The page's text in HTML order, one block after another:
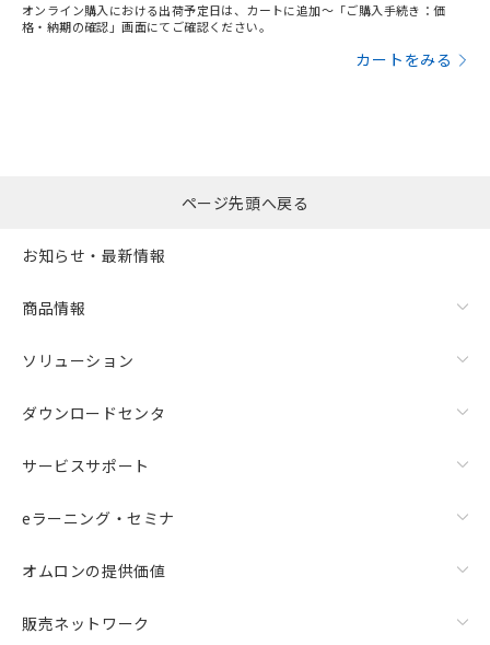
オンライン購入における出荷予定日は、カートに追加～「ご購入手続き：価
格・納期の確認」画面にてご確認ください。
カートをみる
ページ先頭へ戻る
お知らせ・最新情報
商品情報
ソリューション
ダウンロードセンタ
サービスサポート
eラーニング・セミナ
オムロンの提供価値
販売ネットワーク